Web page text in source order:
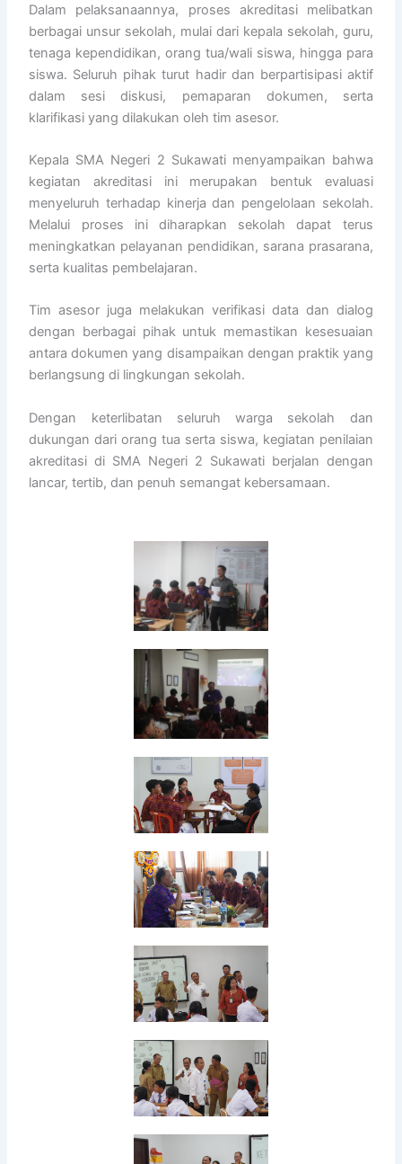
Dalam pelaksanaannya, proses akreditasi melibatkan
berbagai unsur sekolah, mulai dari kepala sekolah, guru,
tenaga kependidikan, orang tua/wali siswa, hingga para
siswa. Seluruh pihak turut hadir dan berpartisipasi aktif
dalam sesi diskusi, pemaparan dokumen, serta
klarifikasi yang dilakukan oleh tim asesor.
Kepala SMA Negeri 2 Sukawati menyampaikan bahwa
kegiatan akreditasi ini merupakan bentuk evaluasi
menyeluruh terhadap kinerja dan pengelolaan sekolah.
Melalui proses ini diharapkan sekolah dapat terus
meningkatkan pelayanan pendidikan, sarana prasarana,
serta kualitas pembelajaran.
Tim asesor juga melakukan verifikasi data dan dialog
dengan berbagai pihak untuk memastikan kesesuaian
antara dokumen yang disampaikan dengan praktik yang
berlangsung di lingkungan sekolah.
Dengan keterlibatan seluruh warga sekolah dan
dukungan dari orang tua serta siswa, kegiatan penilaian
akreditasi di SMA Negeri 2 Sukawati berjalan dengan
lancar, tertib, dan penuh semangat kebersamaan.